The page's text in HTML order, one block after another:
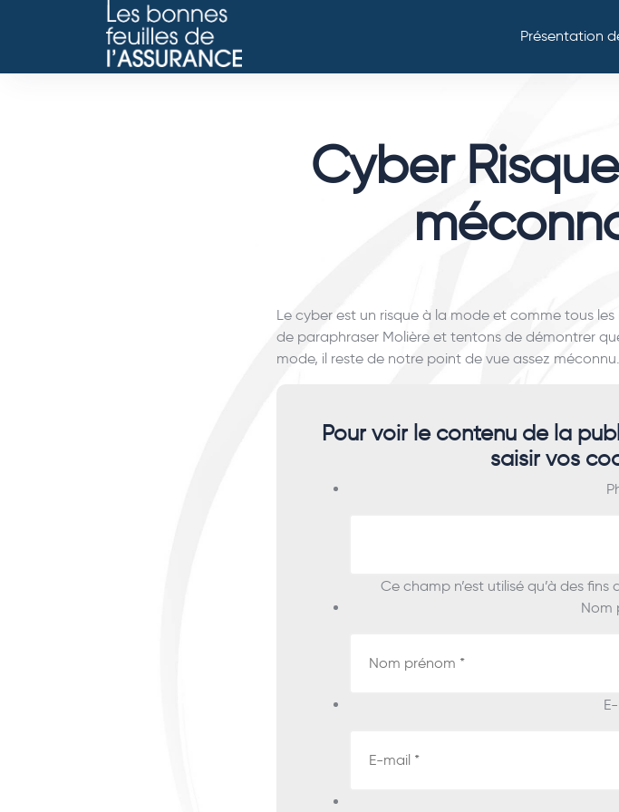
Présentation
Cyber
Le cyber est un risque à la mode et comme tous
de paraphraser Molière et tentons de démontrer
mode, il reste de notre point de vue assez méconnu.
Pour voir le contenu de la
saisir vos
Ce champ n’est utilisé qu’à des
Nom